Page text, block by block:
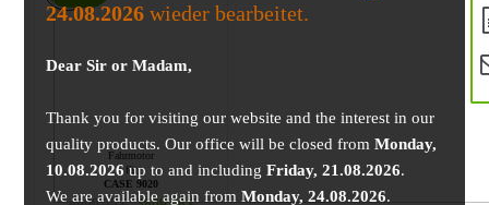
24.08.2026 wieder bearbeitet.
Dear Sir or Madam,
Thank you for visiting our website and the interest in our
quality products. Our office will be closed fromMonday,
10.08.2026up to and includingFriday, 21.08.2026.
We are available again fromMonday, 24.08.2026.
Fahrmotor
für
CASE 9020